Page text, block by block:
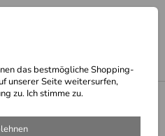
das bestmögliche Shopping-
unserer Seite weitersurfen,
zu. Ich stimme zu.
Damen